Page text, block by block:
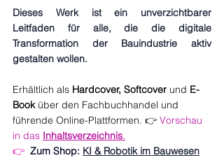
Dieses Werk ist ein unverzichtbarer
Leitfaden für alle, die die digitale
Transformation der Bauindustrie aktiv
gestalten wollen.
Erhältlich als Hardcover, Softcover und E-
Book über den Fachbuchhandel und
führende Online-Plattformen. 👉 Vorschau
in das Inhaltsverzeichnis.
👉 Zum Shop: KI & Robotik im Bauwesen